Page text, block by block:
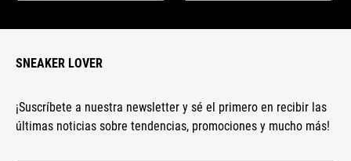
SNEAKER LOVER
¡Suscríbete a nuestra newsletter y sé el primero en recibir las
últimas noticias sobre tendencias, promociones y mucho más!